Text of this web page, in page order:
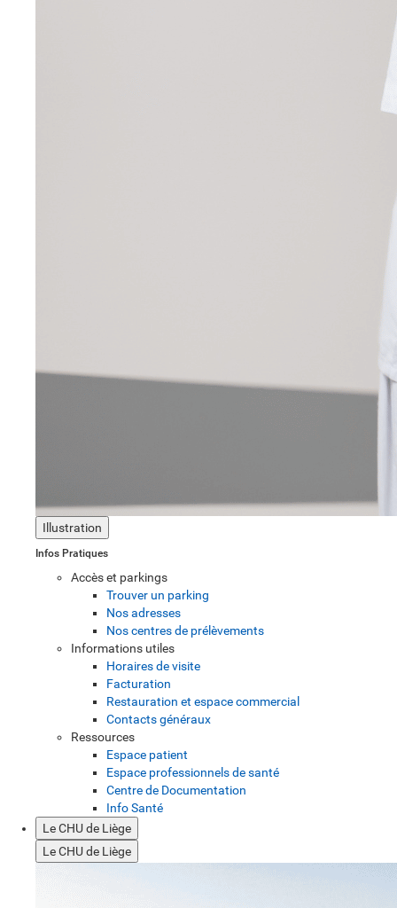
Illustration
Infos Pratiques
Accès et parkings
Trouver un parking
Nos adresses
Nos centres de prélèvements
Informations utiles
Horaires de visite
Facturation
Restauration et espace commercial
Contacts généraux
Ressources
Espace patient
Espace professionnels de santé
Centre de Documentation
Info Santé
Le CHU de Liège
Le CHU de Liège